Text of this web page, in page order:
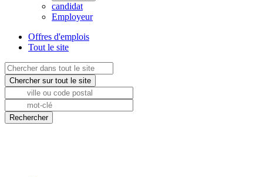
candidat
Employeur
Offres d'emplois
Tout le site